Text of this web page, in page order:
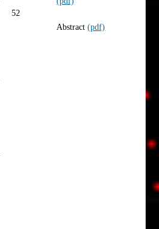
52
Abstract(pdf)